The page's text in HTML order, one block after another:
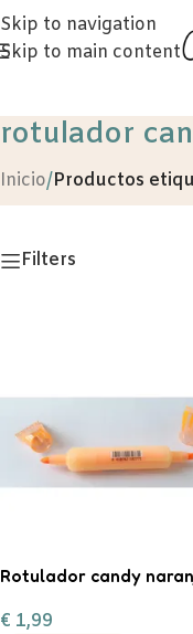
Skip to navigation
Skip to main content
rotulador
Inicio/Productos
Filters
Rotulador candy
€ 1,99